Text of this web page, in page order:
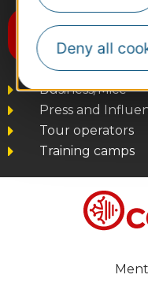
Deny all
Business/Mice
Press and
Tour operators
Training camps